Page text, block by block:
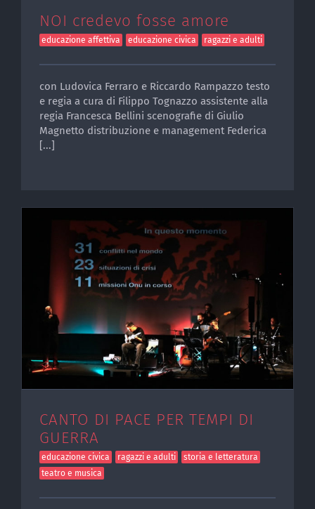
NOI credevo fosse amore
educazione affettiva educazione civica ragazzi e adulti
con Ludovica Ferraro e Riccardo Rampazzo testo
e regia a cura di Filippo Tognazzo assistente alla
regia Francesca Bellini scenografie di Giulio
Magnetto distribuzione e management Federica
[...]
CANTO DI PACE PER TEMPI DI
GUERRA
educazione civica ragazzi e adulti
storia e letteratura
teatro e musica